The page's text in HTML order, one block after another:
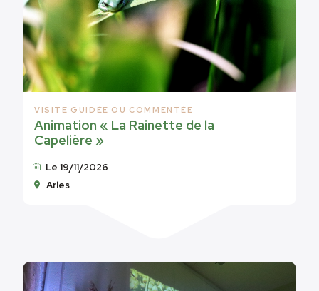
VISITE GUIDÉE OU COMMENTÉE
Animation « La Rainette de la
Capelière »
Le 19/11/2026
Arles